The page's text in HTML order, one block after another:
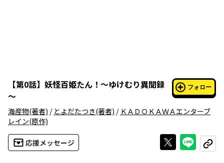
【第0話】 妖怪百姫たん！～ゆけむり異聞録
～
フォロー
海産物(著者) / とよだたつき(著者) / ＫＡＤＯＫＡＷＡエンターブ
レイン(原作)
応援メッセージ Xで投稿する
ライン
コピー